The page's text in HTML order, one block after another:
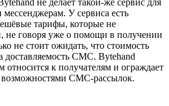
не делает такой-же сервис для
У сервиса есть
тарифы, которые не
не говоря уже о помощи в получении
не стоит ожидать, что стоимость
доставляемость СМС. Bytehand
относится к получателям и ограждает
возможностями СМС-рассылок.